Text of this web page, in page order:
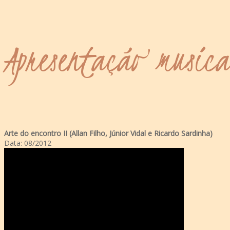
Apresentação
Arte do encontro II (Allan Filho, Júnior Vidal e Ricardo Sardinha)
Data: 08/2012